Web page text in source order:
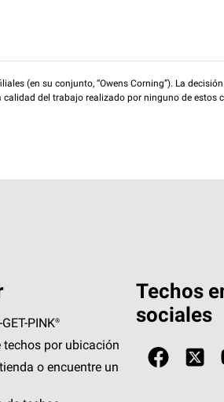
(en su conjunto, “Owens Corning”). La
del trabajo realizado por ninguno de estos
-PINK®
techos por ubicación
o encuentre un
Techos
sociales